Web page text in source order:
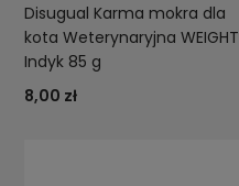
Disugual Karma mokra dla
kota Weterynaryjna WEIGHT
Indyk 85 g
8,00 zł